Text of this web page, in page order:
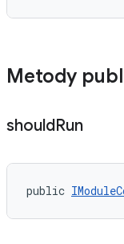
Metody
shouldRun
public